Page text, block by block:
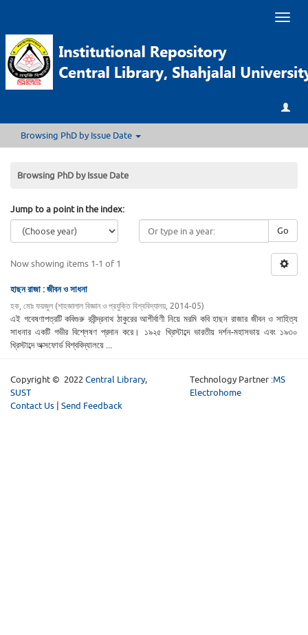
Browsing PhD by Issue Date
Browsing PhD by Issue Date
Jump to a point in the index:
Go
Now showing items 1-1 of 1
হাছন রাজা : জীবন ও সাধনা
হক, মোঃ ফয়জুল (শাহজালাল বিজ্ঞান ও প্রযুক্তি বিশ্ববিদ্যালয়, 2014-05)
এই গবেষণাপত্রটি কবিগুরু রবীন্দ্রনাথ ঠাকুরের আশীর্বাণী নিয়ে মরমি কবি হাছন রাজার জীবন ও সাহিত্য
সাধনার একটি গভীর বিশ্লেষণ প্রদান করে। ১৯২৫ খ্রিস্টাব্দে ভারতীয় দর্শন-মহাসভায় এবং ১৯৩০
খ্রিস্টাব্দে অক্সফোর্ড বিশ্ববিদ্যালয়ে ...
Copyright © 2022 Central Library,
SUST
Contact Us | Send Feedback
Technology Partner :MS
Electrohome